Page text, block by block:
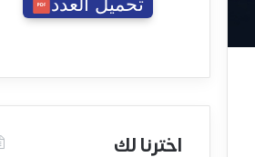
اخترنا لك